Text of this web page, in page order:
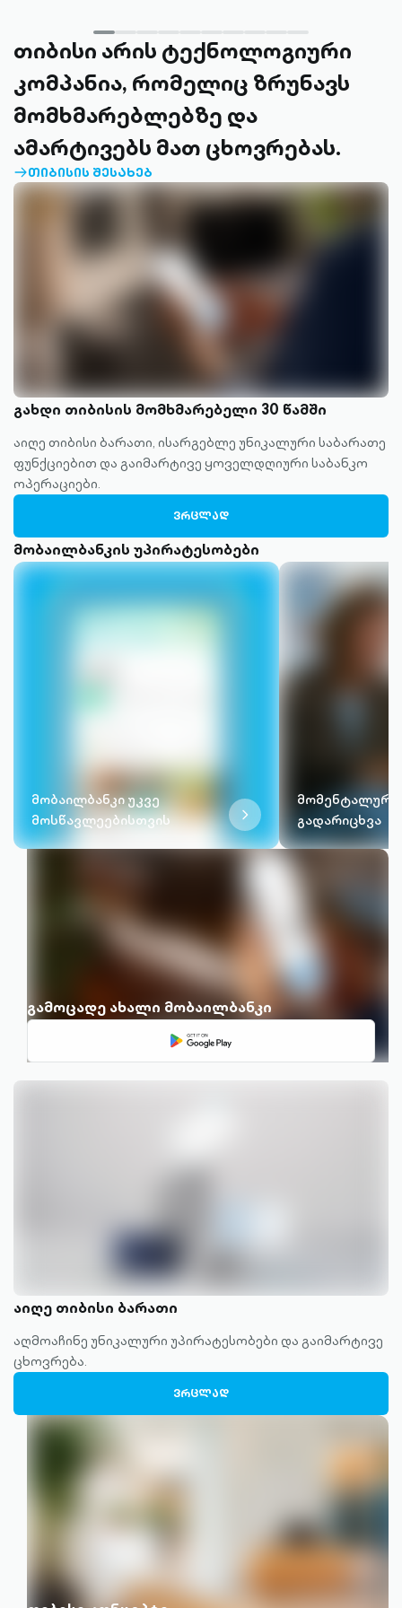
თიბისი არის ტექნოლოგიური
კომპანია, რომელიც ზრუნავს
მომხმარებლებზე და
ამარტივებს მათ ცხოვრებას.
ARROW-
RIGHT-
ᲗᲘᲑᲘᲡᲘᲡ ᲨᲔᲡᲐᲮᲔᲑ
გახდი თიბისის მომხმარებელი 30 წამში
აიღე თიბისი ბარათი, ისარგებლე უნიკალური საბარათე
ფუნქციებით და გაიმარტივე ყოველდღიური საბანკო
ოპერაციები.
ᲕᲠᲪᲚᲐᲓ
მობაილბანკის უპირატესობები
მობაილბანკი უკვე
მოსწავლეებისთვის
chevron-
right-
outlined
მომენტალური
გადარიცხვა
გამოცადე ახალი მობაილბანკი
აიღე თიბისი ბარათი
აღმოაჩინე უნიკალური უპირატესობები და გაიმარტივე
ცხოვრება.
ᲕᲠᲪᲚᲐᲓ